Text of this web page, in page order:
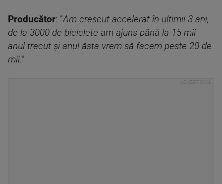
Producător: ”Am crescut accelerat în ultimii 3 ani,
de la 3000 de biciclete am ajuns până la 15 mii
anul trecut şi anul ăsta vrem să facem peste 20 de
mii.”